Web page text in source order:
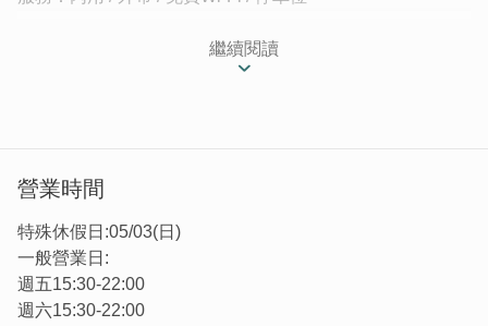
藏身於金門金湖鎮漁村靜謐轉角的「回家關東煮」，是一間
不張揚、卻溫暖人心的小店。
分享這份熟悉的溫度。
繼續閱讀
營業時間
特殊休假日:05/03(日)
一般營業日:
週五15:30-22:00
週六15:30-22:00